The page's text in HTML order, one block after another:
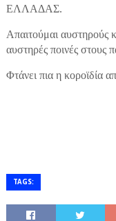
ΕΛΛΑΔΑΣ.
Απαιτούμαι αυστηρούς
αυστηρές ποινές
Φτάνει πια η
Για το
Ιωάννης
TAGS: